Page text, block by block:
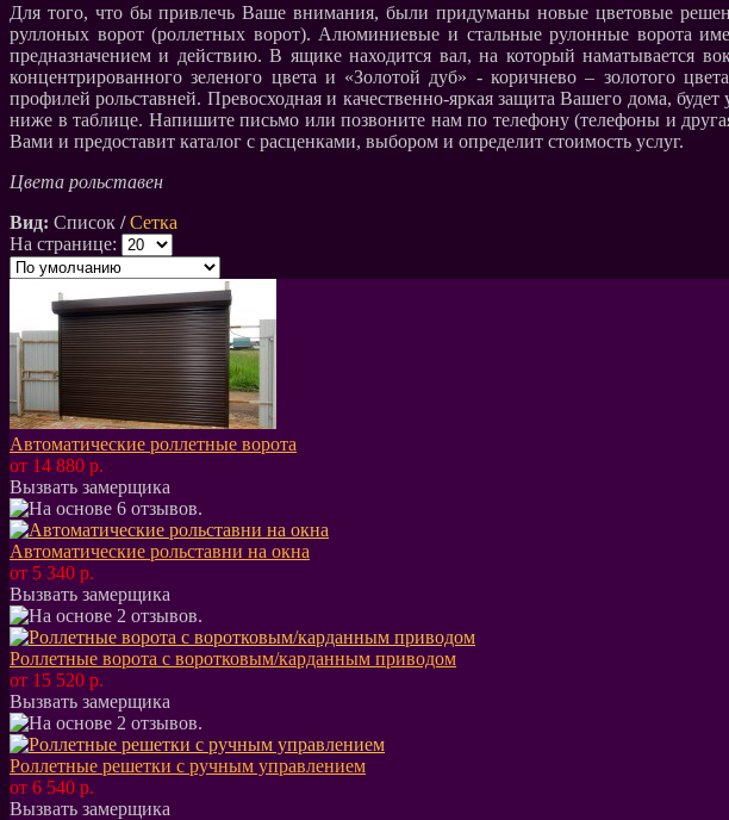
Для того, что бы привлечь Ваше внимания, были придуманы новые цветовые
руллоных ворот (роллетных ворот). Алюминиевые и стальные рулонные ворота
предназначением и действию. В ящике находится вал, на который наматывается
концентрированного зеленого цвета и «Золотой дуб» - коричнево – золотого
профилей рольставней. Превосходная и качественно-яркая защита Вашего дома,
ниже в таблице. Напишите письмо или позвоните нам по телефону (телефоны и
Вами и предоставит каталог с расценками, выбором и определит стоимость услуг.
Цвета рольставен
Вид: Список / Сетка
На странице:
Автоматические роллетные ворота
от 14 880 р.
Вызвать замерщика
Автоматические рольставни на окна
от 5 340 р.
Вызвать замерщика
Роллетные ворота с воротковым/карданным приводом
от 15 520 р.
Вызвать замерщика
Роллетные решетки с ручным управлением
от 6 540 р.
Вызвать замерщика